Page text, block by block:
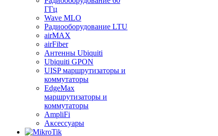
ГГц
Wave MLO
Радиооборудование LTU
airMAX
airFiber
Антенны Ubiquiti
Ubiquiti GPON
UISP маршрутизаторы и
коммутаторы
EdgeMax
маршрутизаторы и
коммутаторы
AmpliFi
Аксессуары